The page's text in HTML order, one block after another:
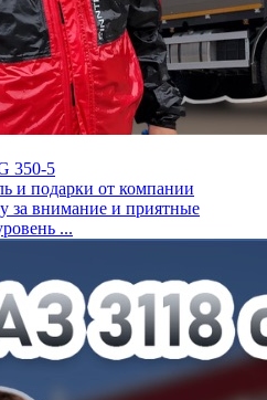
350-5
и подарки от компании
за внимание и приятные
...